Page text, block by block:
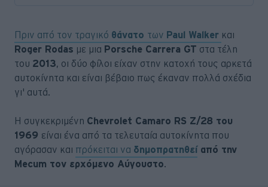
Πριν από τον τραγικό θάνατο των Paul Walker και
Roger Rodas με μια Porsche Carrera GT στα τέλη
του 2013, οι δύο φίλοι είχαν στην κατοχή τους αρκετά
αυτοκίνητα και είναι βέβαιο πως έκαναν πολλά σχέδια
γι' αυτά.
Η συγκεκριμένη Chevrolet Camaro RS Z/28 του
1969 είναι ένα από τα τελευταία αυτοκίνητα που
αγόρασαν και πρόκειται να δημοπρατηθείαπό την
Mecum τον ερχόμενο Αύγουστο.